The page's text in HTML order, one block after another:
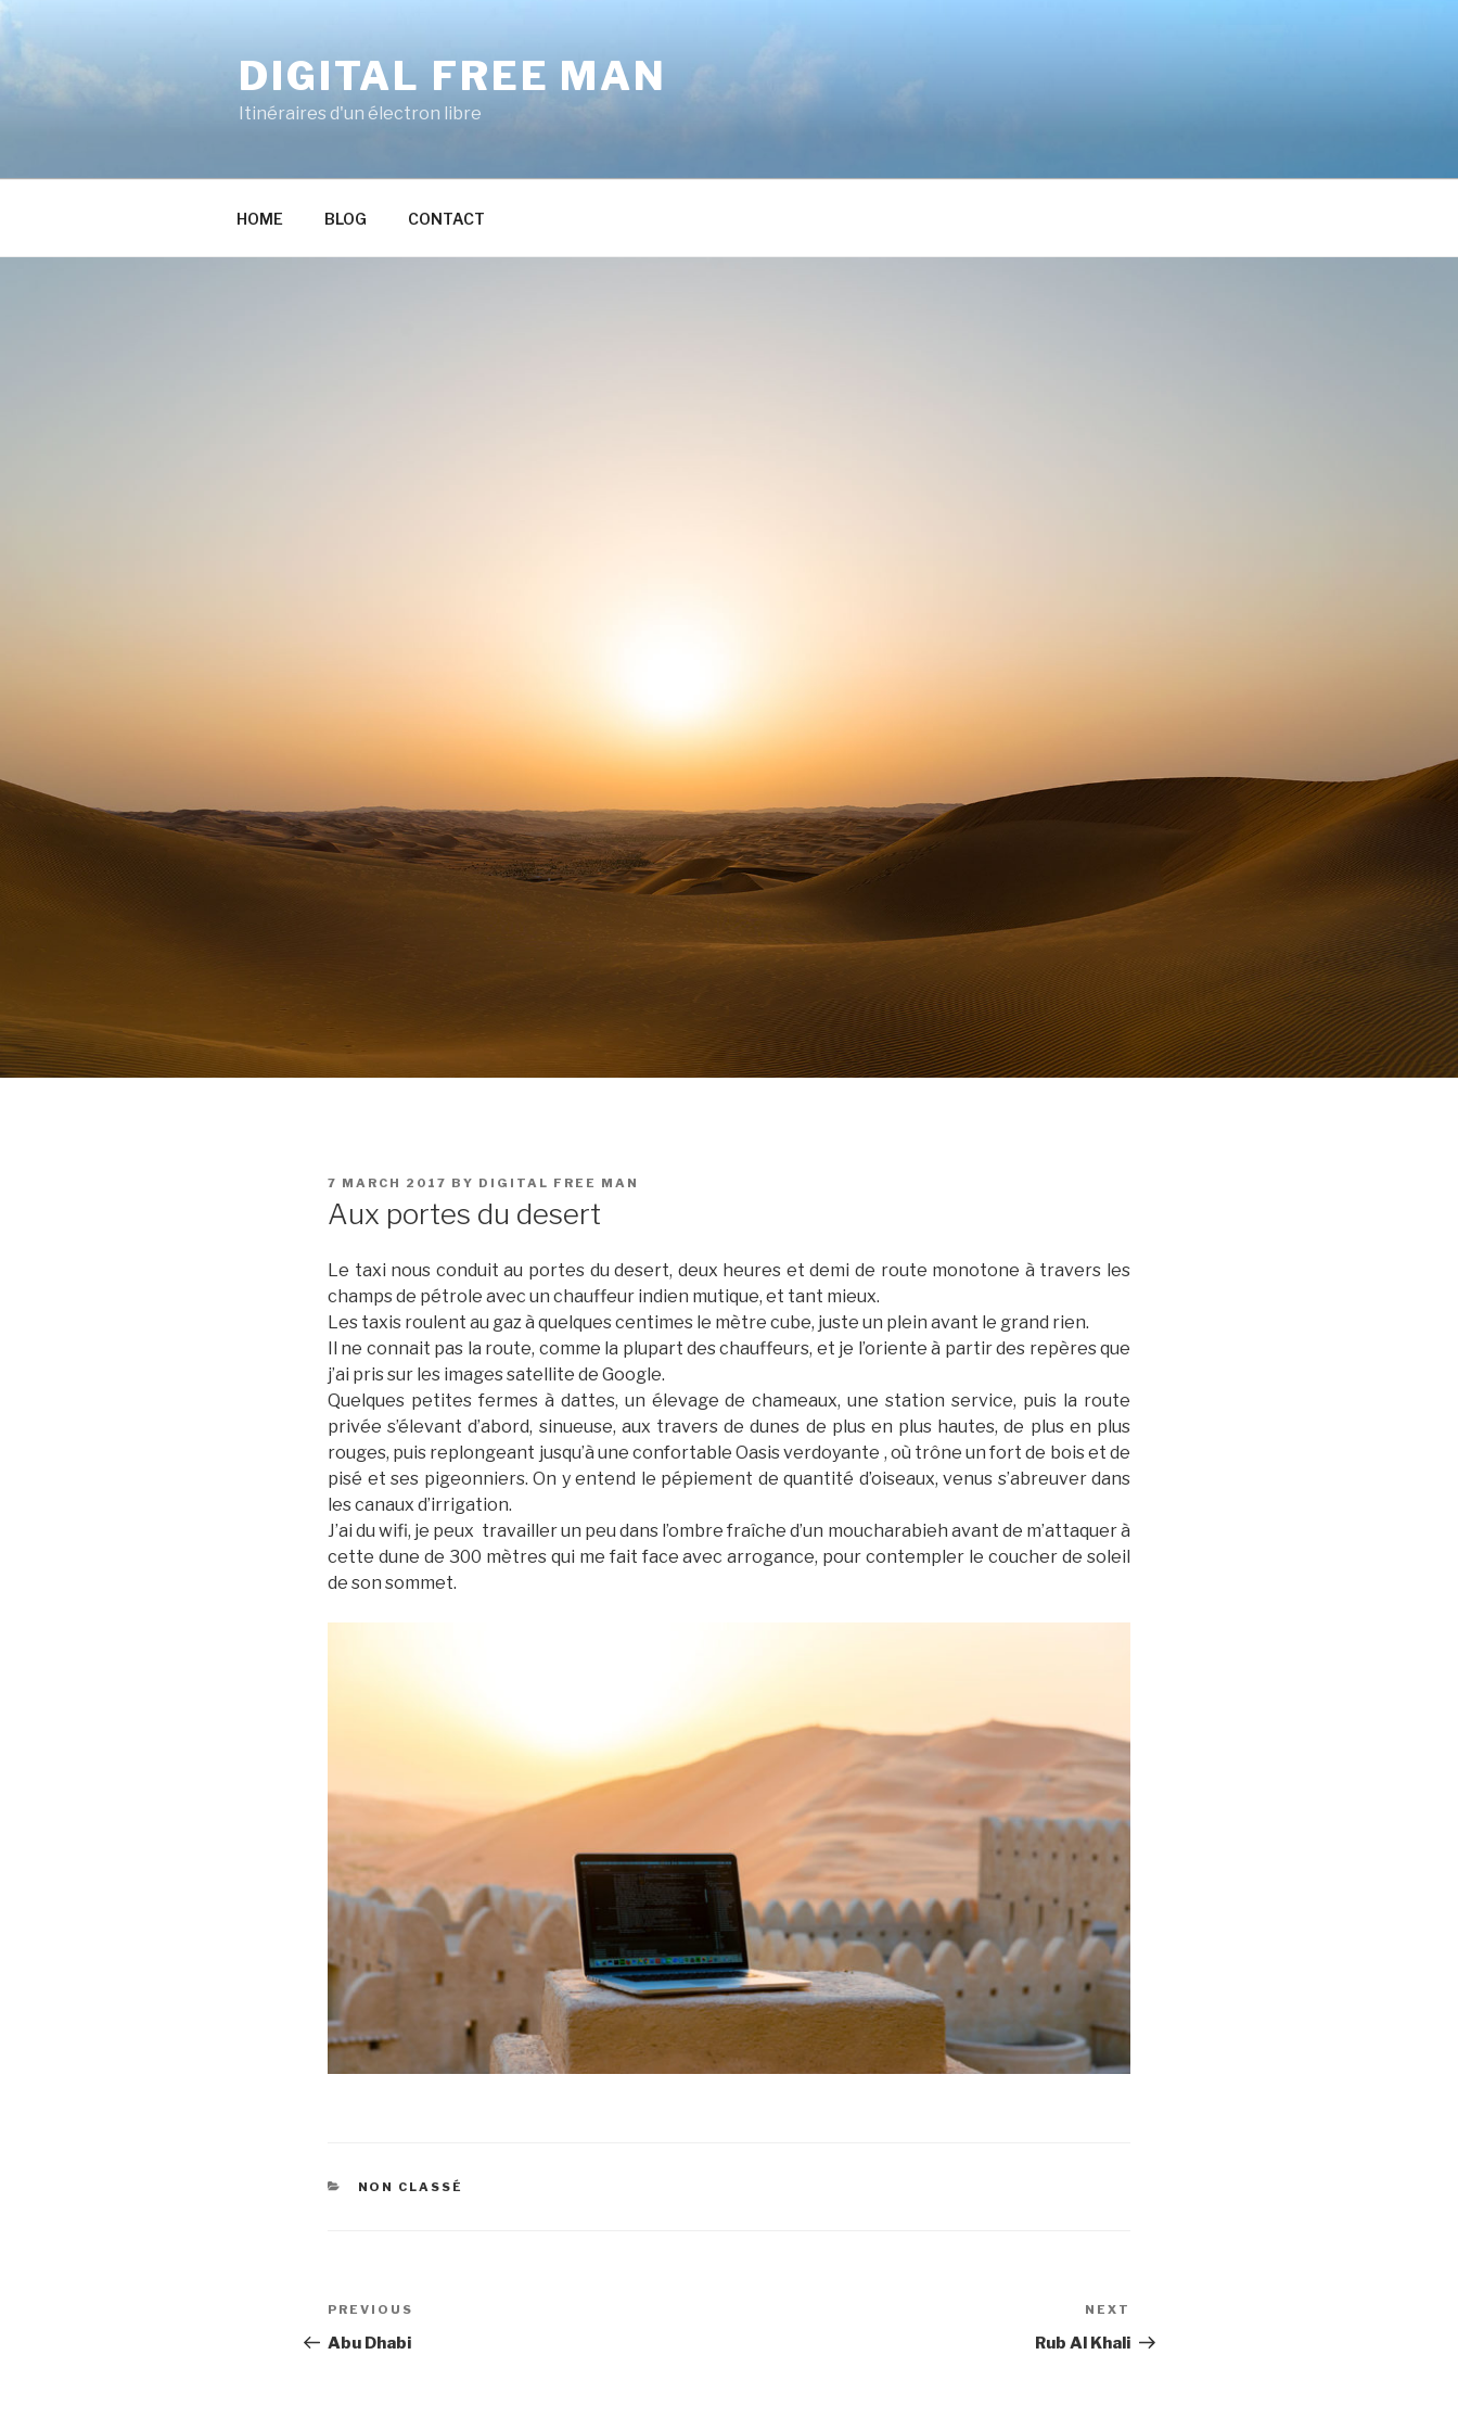
Skip
DIGITAL FREE MAN
Itinéraires d'un électron libre
HOME BLOG CONTACT
POSTED
ON
7 MARCH 2017 BY DIGITAL FREE MAN
Aux portes du desert
Le taxi nous conduit au portes du desert, deux heures et demi de route monotone à travers les
champs de pétrole avec un chauffeur indien mutique, et tant mieux.
Les taxis roulent au gaz à quelques centimes le mètre cube, juste un plein avant le grand rien.
Il ne connait pas la route, comme la plupart des chauffeurs, et je l’oriente à partir des repères que
j’ai pris sur les images satellite de Google.
Quelques petites fermes à dattes, un élevage de chameaux, une station service, puis la route
privée s’élevant d’abord, sinueuse, aux travers de dunes de plus en plus hautes, de plus en plus
rouges, puis replongeant jusqu’à une confortable Oasis verdoyante , où trône un fort de bois et de
pisé et ses pigeonniers. On y entend le pépiement de quantité d’oiseaux, venus s’abreuver dans
les canaux d’irrigation.
J’ai du wifi, je peux travailler un peu dans l’ombre fraîche d’un moucharabieh avant de m’attaquer à
cette dune de 300 mètres qui me fait face avec arrogance, pour contempler le coucher de soleil
de son sommet.
CATEGORIES
NON CLASSÉ
Post
navigation
Previous
Post
PREVIOUS
Abu Dhabi
Post
NEXT
Rub Al Khali